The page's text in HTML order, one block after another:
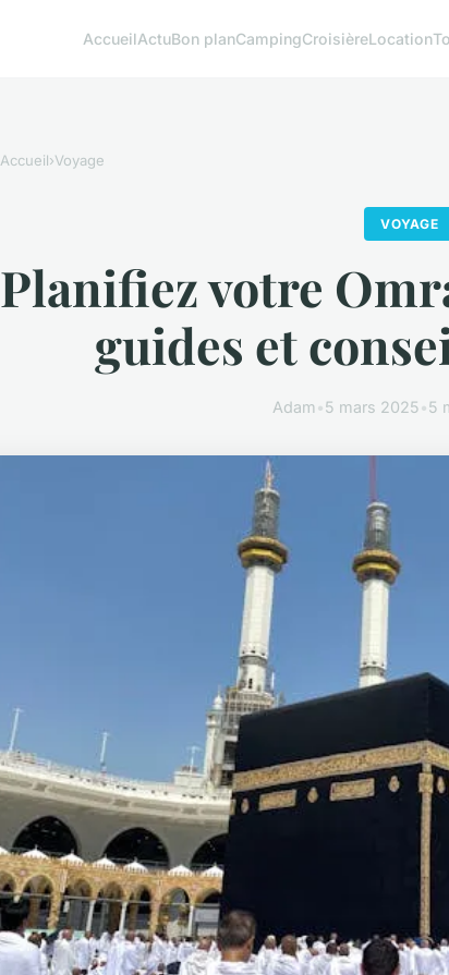
AccueilActuBon planCampingCroisièreLocation
Accueil›Voyage
VOYAGE
Planifiez votre
guides et
Adam•5 mars 2025•5